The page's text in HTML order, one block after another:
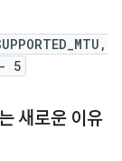
- 5
새로운 이유